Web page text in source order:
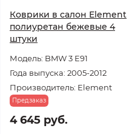
Коврики в салон Element
полиуретан бежевые 4
штуки
Модель: BMW 3 E91
Года выпуска: 2005-2012
Производитель: Element
Предзаказ
4 645 руб.